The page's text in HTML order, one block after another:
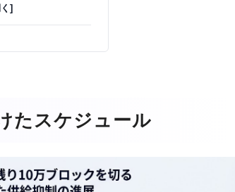
たスケジュール